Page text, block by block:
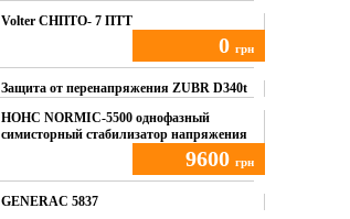
Купить
Volter СНПТО- 7 ПТТ
0 грн
Купить
Защита от перенапряжения ZUBR D340t
НОНС NORMIC-5500 однофазный
симисторный стабилизатор напряжения
9600 грн
Купить
GENERAC 5837